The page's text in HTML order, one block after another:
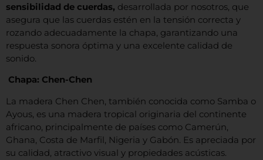
sensibilidad de cuerdas, desarrollada por nosotros, que
asegura que las cuerdas estén en la tensión correcta y
rozando adecuadamente la chapa, garantizando una
respuesta sonora óptima y una excelente calidad de
sonido.
Chapa: Chen-Chen
La madera Chen Chen, también conocida como Samba o
Ayous, es una madera tropical originaria del continente
africano, principalmente de países como Camerún,
Ghana, Costa de Marfil, Nigeria y Gabón. Es apreciada por
su calidad, atractivo visual y propiedades acústicas.